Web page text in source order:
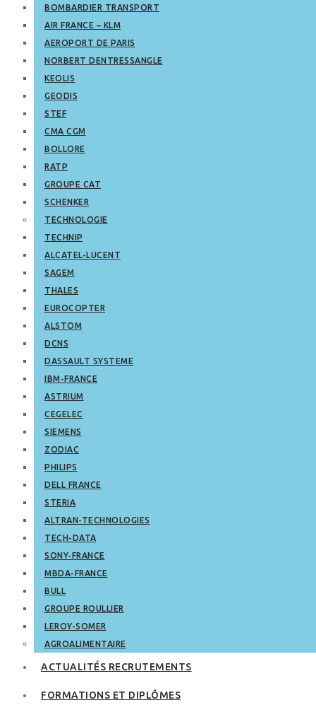
BOMBARDIER TRANSPORT
AIR FRANCE – KLM
AEROPORT DE PARIS
NORBERT DENTRESSANGLE
KEOLIS
GEODIS
STEF
CMA CGM
BOLLORE
RATP
GROUPE CAT
SCHENKER
TECHNOLOGIE
TECHNIP
ALCATEL-LUCENT
SAGEM
THALES
EUROCOPTER
ALSTOM
DCNS
DASSAULT SYSTEME
IBM-FRANCE
ASTRIUM
CEGELEC
SIEMENS
ZODIAC
PHILIPS
DELL FRANCE
STERIA
ALTRAN-TECHNOLOGIES
TECH-DATA
SONY-FRANCE
MBDA-FRANCE
BULL
GROUPE ROULLIER
LEROY-SOMER
AGROALIMENTAIRE
ACTUALITÉS RECRUTEMENTS
FORMATIONS ET DIPLÔMES